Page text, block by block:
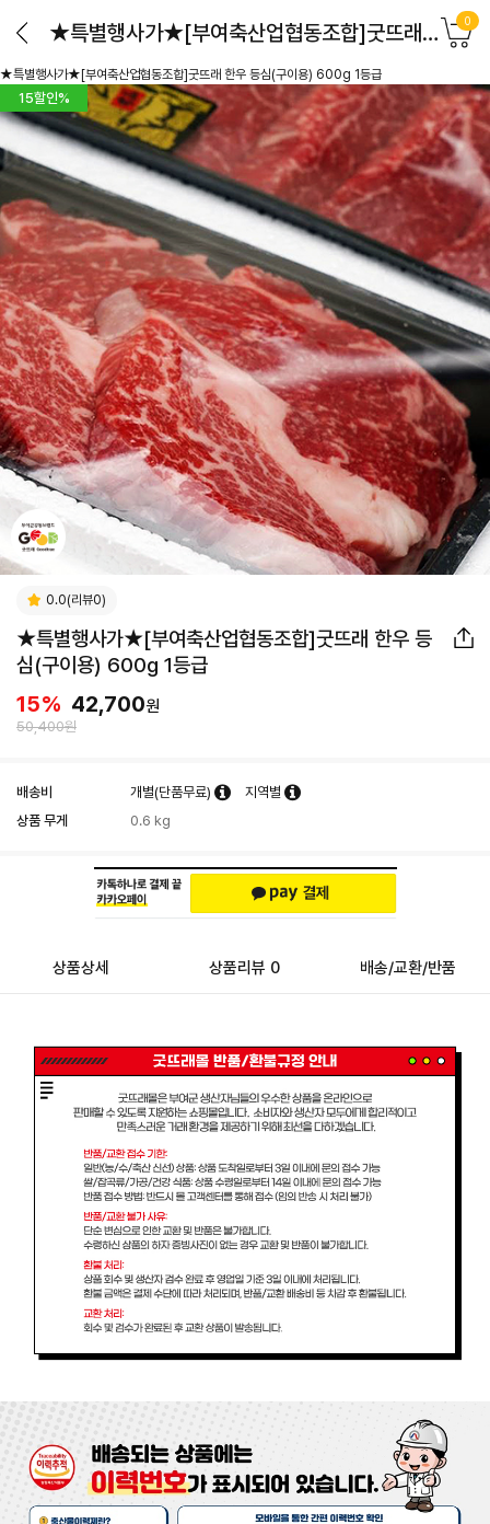
★특별행사가★[부여축산업협동조합]굿뜨래 한우 등심(구이용) 600g 1등급 0
★특별행사가★[부여축산업협동조합]굿뜨래 한우 등심(구이용) 600g 1등급
15할인%
0.0(리뷰0)
★특별행사가★[부여축산업협동조합]굿뜨래 한우 등
심(구이용) 600g 1등급
15% 42,700원
50,400원
배송비 개별(단품무료)
지역별
상품 무게
0.6 kg
상품상세 상품리뷰 0 배송/교환/반품